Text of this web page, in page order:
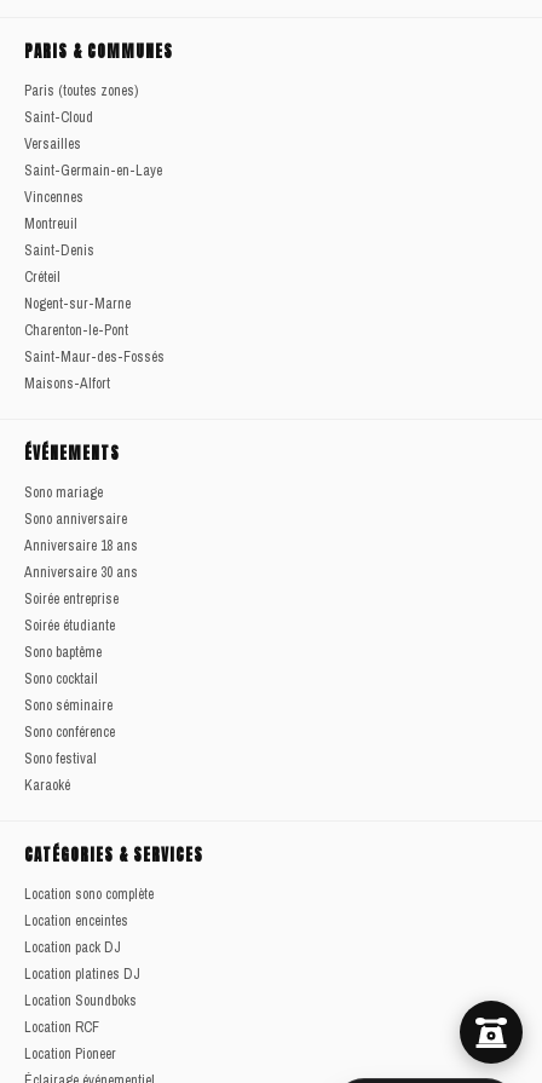
PARIS & COMMUNES
Paris (toutes zones)
Saint-Cloud
Versailles
Saint-Germain-en-Laye
Vincennes
Montreuil
Saint-Denis
Créteil
Nogent-sur-Marne
Charenton-le-Pont
Saint-Maur-des-Fossés
Maisons-Alfort
ÉVÉNEMENTS
Sono mariage
Sono anniversaire
Anniversaire 18 ans
Anniversaire 30 ans
Soirée entreprise
Soirée étudiante
Sono baptême
Sono cocktail
Sono séminaire
Sono conférence
Sono festival
Karaoké
CATÉGORIES & SERVICES
Location sono complète
Location enceintes
Location pack DJ
Location platines DJ
Location Soundboks
Location RCF
Location Pioneer